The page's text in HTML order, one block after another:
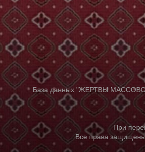
База данных "ЖЕРТВЫ
При
Все права